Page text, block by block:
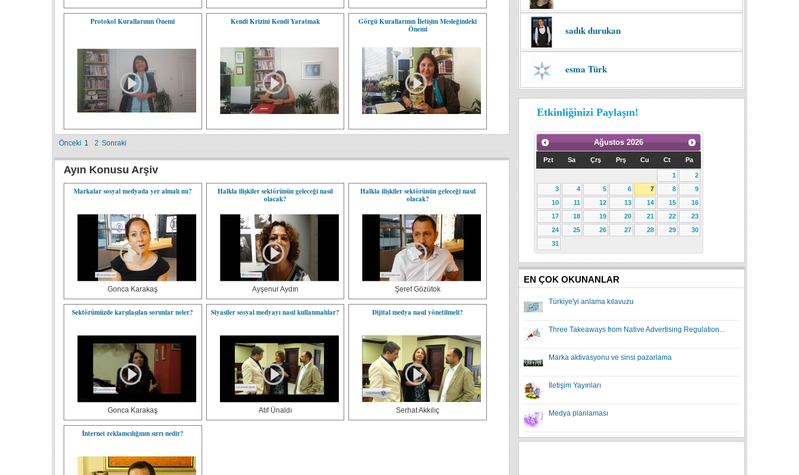
Protokol Kurallarının Önemi Kendi Krizini Kendi Yaratmak
Görgü Kurallarının İletişim Mesleğindeki
Önemi
Önceki 1 2 Sonraki
Ayın Konusu Arşiv
Markalar sosyal medyada yer almalı mı?
Gonca Karakaş
Halkla ilişkiler sektörünün geleceği nasıl
olacak?
Ayşenur Aydın
Halkla ilişkiler sektörünün geleceği nasıl
olacak?
Şeref Gözütok
Sektörümüzde karşılaşılan sorunlar neler?
Gonca Karakaş
Siyasiler sosyal medyayı nasıl kullanmalılar?
Atıf Ünaldı
Dijital medya nasıl yönetilmeli?
Serhat Akkılıç
İnternet reklamcılığının sırrı nedir?
sadık durukan
esma Türk
Etkinliğinizi Paylaşın!
Ağustos 2026
Pzt Sa Çrş Prş Cu Ct Pa
1
2
3
4 5 6 7 8
9
10
11 12 13 14 15
16
17
18 19 20 21 22
23
24
25 26 27 28 29
30
31
EN ÇOK OKUNANLAR
Türkiye'yi anlama kılavuzu
Three Takeaways from Native Advertising Regulation...
Marka aktivasyonu ve sinsi pazarlama
İletişim Yayınları
Medya planlaması